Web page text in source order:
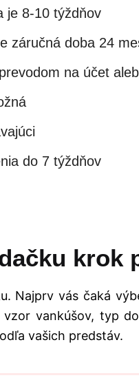
je 8-10 týždňov
záručná doba 24
na účet
do 7 týždňov
krok
Najprv vás čaká
vankúšov, typ
vašich predstáv.